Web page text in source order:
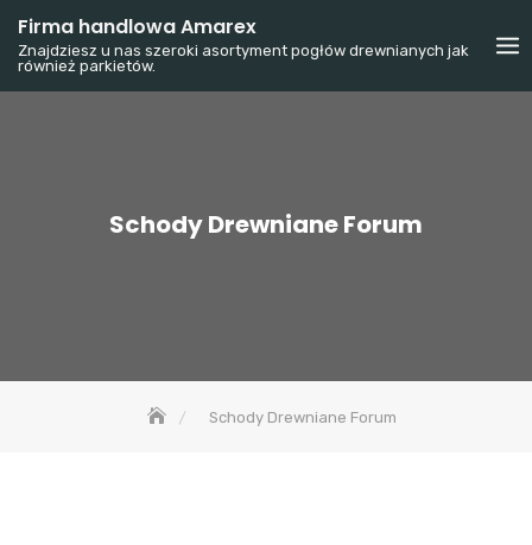
Skip
content
Firma handlowa Amarex
Znajdziesz u nas szeroki asortyment pogłów drewnianych jak
również parkietów.
Schody Drewniane Forum
Schody Drewniane Forum